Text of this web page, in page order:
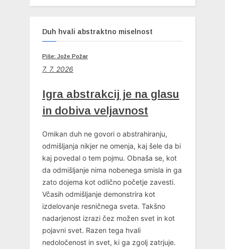
Duh hvali abstraktno miselnost
Piše: Jože Požar
7. 7. 2026
Igra abstrakcij je na glasu
in dobiva veljavnost
Omikan duh ne govori o abstrahiranju,
odmišljanja nikjer ne omenja, kaj šele da bi
kaj povedal o tem pojmu. Obnaša se, kot
da odmišljanje nima nobenega smisla in ga
zato dojema kot odlično početje zavesti.
Včasih odmišljanje demonstrira kot
izdelovanje resničnega sveta. Takšno
nadarjenost izrazi čez možen svet in kot
pojavni svet. Razen tega hvali
nedoločenost in svet, ki ga zgolj zatrjuje.